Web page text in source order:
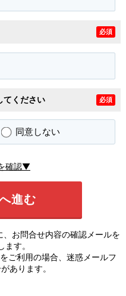
必須
てください 必須
同意しない
確認▼
お問合せ内容の確認メールを
ます。
ご利用の場合、迷惑メールフ
あります。